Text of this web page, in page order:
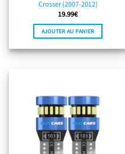
Crosser (2007-2012)
19.99€
AJOUTER AU PANIER